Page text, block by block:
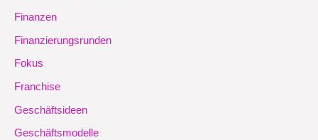
Finanzen
Finanzierungsrunden
Fokus
Franchise
Geschäftsideen
Geschäftsmodelle